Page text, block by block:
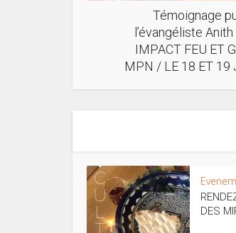
Témoignage
l’évangéliste
IMPACT FEU ET
MPN / LE 18 ET 19
DES